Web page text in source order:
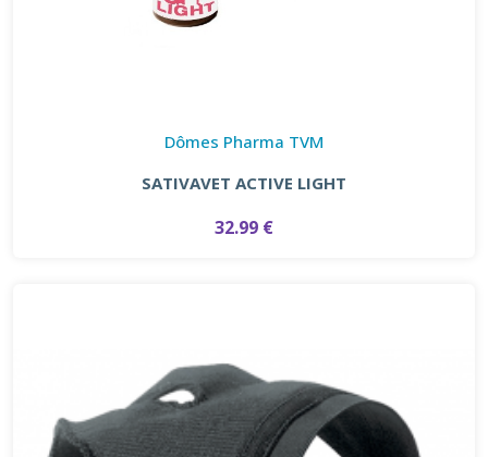
Dômes Pharma TVM
SATIVAVET ACTIVE LIGHT
32.99 €